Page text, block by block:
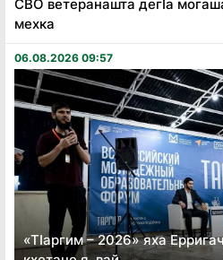
СВО ветеранашта дегӏа
мехка
06.08.2026 09:57
«Тӏаргим – 2026» яха